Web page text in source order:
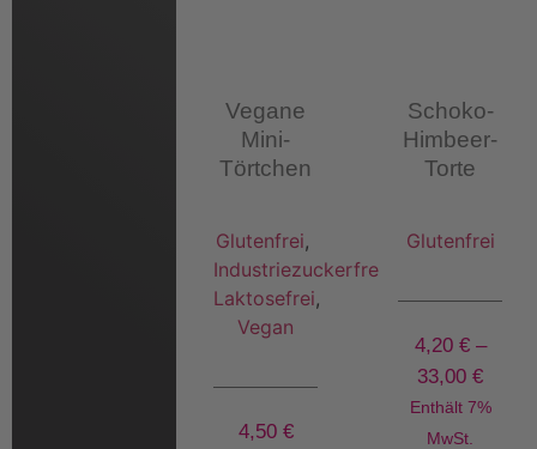
Vegane
Mini-
Törtchen
Glutenfrei,
Industriezuckerfrei
Laktosefrei,
Vegan
4,50 €
Schoko-
Himbeer-
Torte
Glutenfrei
4,20 €–
33,00€
Enthält 7%
MwSt.